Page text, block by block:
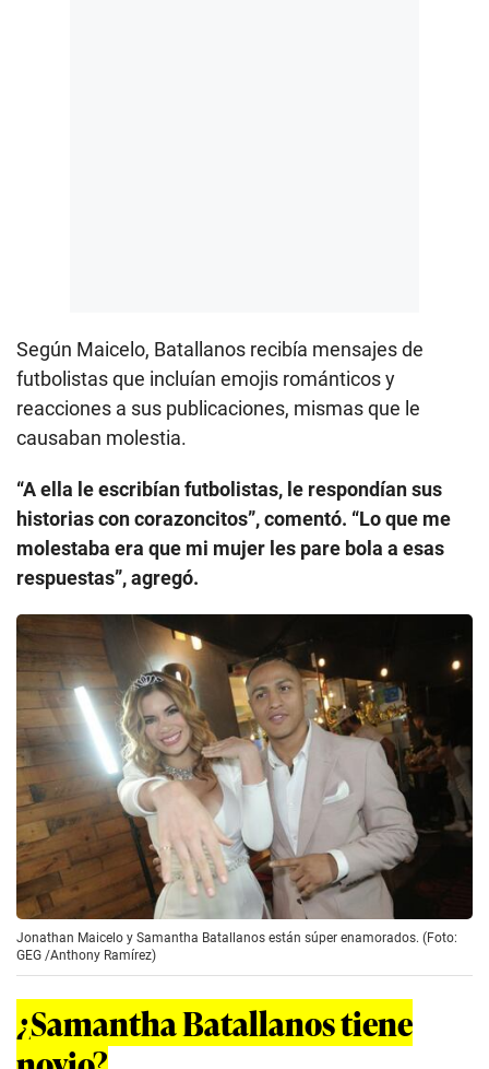
Según Maicelo, Batallanos recibía mensajes de
futbolistas que incluían emojis románticos y
reacciones a sus publicaciones, mismas que le
causaban molestia.
“A ella le escribían futbolistas, le respondían sus
historias con corazoncitos”, comentó. “Lo que me
molestaba era que mi mujer les pare bola a esas
respuestas”, agregó.
Jonathan Maicelo y Samantha Batallanos están súper enamorados. (Foto:
GEG /Anthony Ramírez)
¿Samantha Batallanos tiene